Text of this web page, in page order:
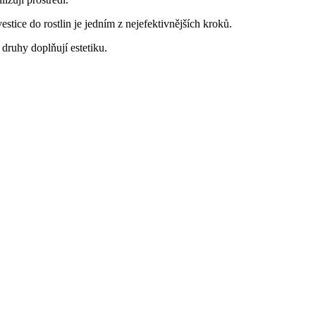
do rostlin je jedním z nejefektivnějších kroků.
doplňují estetiku.